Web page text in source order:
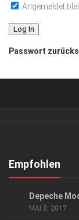
Angemeldet
Passwort
Kontakt,
Empfohlen
Depeche
MAI 8, 2017